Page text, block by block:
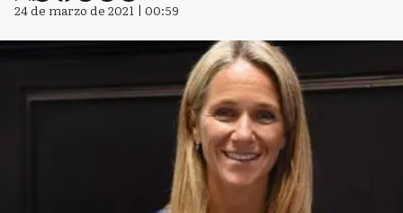
24 de marzo de 2021 | 00:59